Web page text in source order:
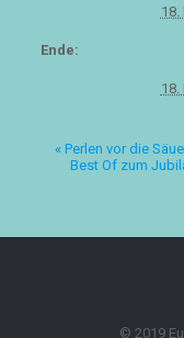
18.
Ende:
18.
«Perlen vor die
Best Of zum
© 2019